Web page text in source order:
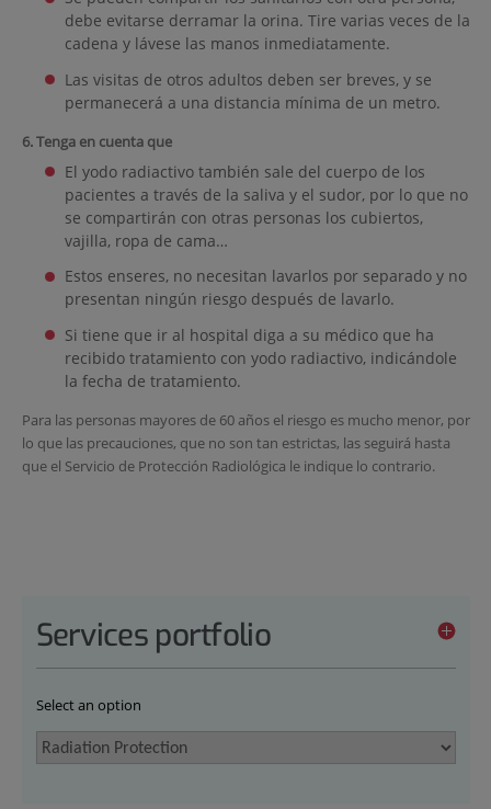
debe evitarse derramar la orina. Tire varias veces de la
cadena y lávese las manos inmediatamente.
Las visitas de otros adultos deben ser breves, y se
permanecerá a una distancia mínima de un metro.
6. Tenga en cuenta que
El yodo radiactivo también sale del cuerpo de los
pacientes a través de la saliva y el sudor, por lo que no
se compartirán con otras personas los cubiertos,
vajilla, ropa de cama…
Estos enseres, no necesitan lavarlos por separado y no
presentan ningún riesgo después de lavarlo.
Si tiene que ir al hospital diga a su médico que ha
recibido tratamiento con yodo radiactivo, indicándole
la fecha de tratamiento.
Para las personas mayores de 60 años el riesgo es mucho menor, por
lo que las precauciones, que no son tan estrictas, las seguirá hasta
que el Servicio de Protección Radiológica le indique lo contrario.
Services portfolio
Select an option